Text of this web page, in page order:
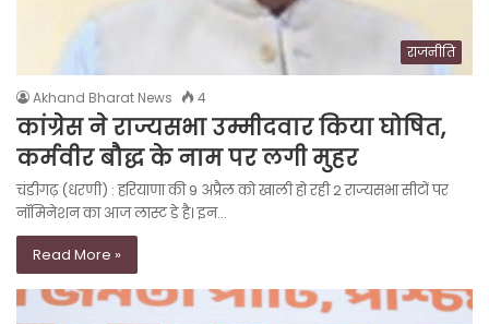
राजनीति
Akhand Bharat News 4
कांग्रेस ने राज्यसभा उम्मीदवार किया घोषित,
कर्मवीर बौद्ध के नाम पर लगी मुहर
चंडीगढ़ (धरणी) : हरियाणा की 9 अप्रैल को खाली हो रही 2 राज्यसभा सीटों पर
नॉमिनेशन का आज लास्ट डे है। इन…
Read More »